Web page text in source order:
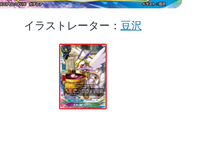
イラストレーター 豆沢